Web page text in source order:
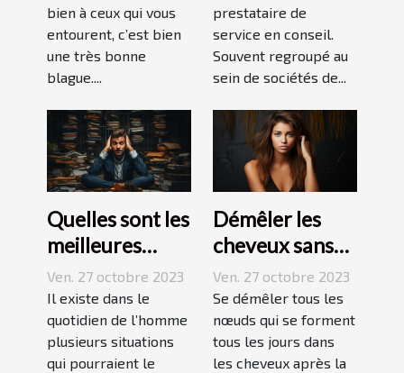
bien à ceux qui vous
entourent, c’est bien
une très bonne
blague....
prestataire de
service en conseil.
Souvent regroupé au
sein de sociétés de...
Quelles sont les
meilleures
techniques
pour vaincre le
stress ?
Ven. 27 octobre 2023
Il existe dans le
quotidien de l’homme
plusieurs situations
qui pourraient le
Démêler les
cheveux sans
difficulté et
sans douleur :
comment s’y
prendre ?
Ven. 27 octobre 2023
Se démêler tous les
nœuds qui se forment
tous les jours dans
les cheveux après la